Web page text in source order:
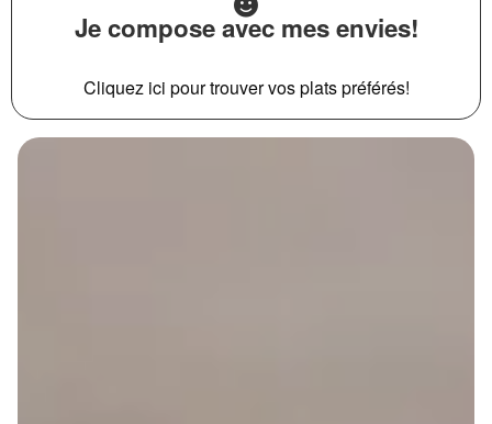
Je compose avec mes envies!
Cliquez ici pour trouver vos plats préférés!